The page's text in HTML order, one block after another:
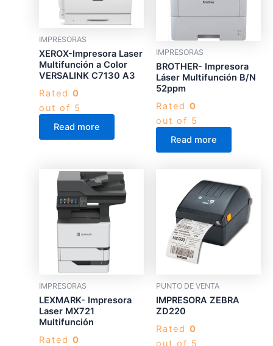
IMPRESORAS
XEROX-Impresora Laser
Multifunción a Color
VERSALINK C7130 A3
Rated 0
out of 5
Read more
IMPRESORAS
BROTHER- Impresora
Láser Multifunción B/N
52ppm
Rated 0
out of 5
Read more
IMPRESORAS
LEXMARK- Impresora
Laser MX721
Multifunción
Rated 0
PUNTO DE VENTA
IMPRESORA ZEBRA
ZD220
Rated 0
out of 5